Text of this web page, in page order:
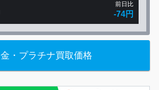
前日比
-74円
金・プラチナ買取価格